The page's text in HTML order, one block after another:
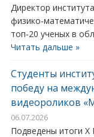
Директор
физико-
топ-20 ученых в
Читать дальше »
Студенты
победу на
видеороликов
06.07.2026
Подведены итоги